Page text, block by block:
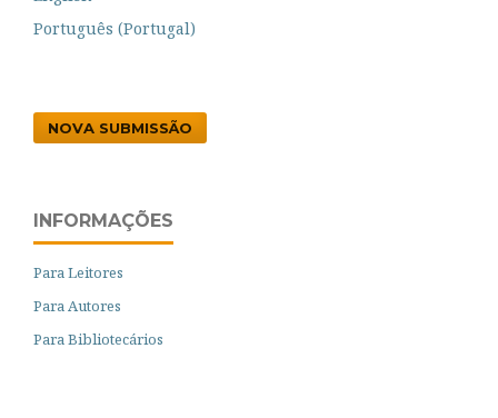
Português (Portugal)
NOVA SUBMISSÃO
INFORMAÇÕES
Para Leitores
Para Autores
Para Bibliotecários